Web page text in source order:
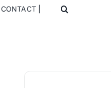
CONTACT |